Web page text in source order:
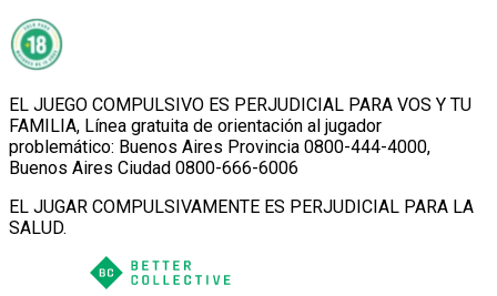
EL JUEGO COMPULSIVO ES PERJUDICIAL PARA VOS Y TU
FAMILIA, Línea gratuita de orientación al jugador
problemático: Buenos Aires Provincia 0800-444-4000,
Buenos Aires Ciudad 0800-666-6006
EL JUGAR COMPULSIVAMENTE ES PERJUDICIAL PARA LA
SALUD.